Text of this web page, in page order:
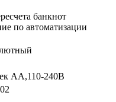
банкнот
по автоматизации
АА,110-240В